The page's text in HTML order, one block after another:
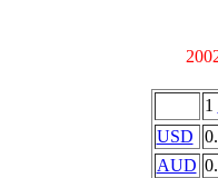
1
USD
AUD